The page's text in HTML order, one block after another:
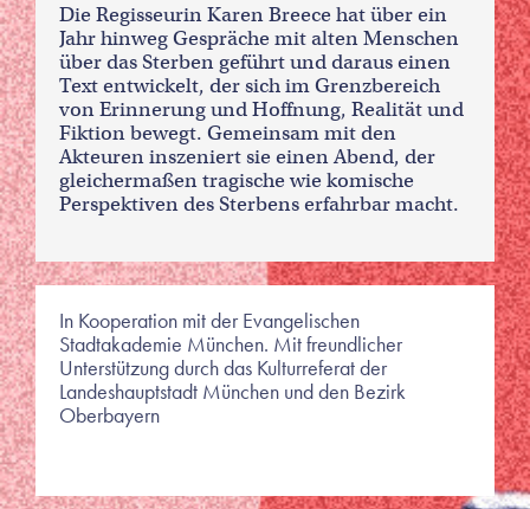
Die Regisseurin Karen Breece hat über ein
Jahr hinweg Gespräche mit alten Menschen
über das Sterben geführt und daraus einen
Text entwickelt, der sich im Grenzbereich
von Erinnerung und Hoffnung, Realität und
Fiktion bewegt. Gemeinsam mit den
Akteuren inszeniert sie einen Abend, der
gleichermaßen tragische wie komische
Perspektiven des Sterbens erfahrbar macht.
In Kooperation mit der Evangelischen
Stadtakademie München. Mit freundlicher
Unterstützung durch das Kulturreferat der
Landeshauptstadt München und den Bezirk
Oberbayern